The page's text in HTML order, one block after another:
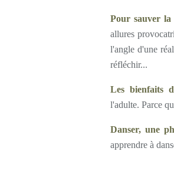
Pour sauver la
allures
l'angle d'une
réfléchir...
Les bienfaits
l'adulte. Parce
Danser, une
apprendre à